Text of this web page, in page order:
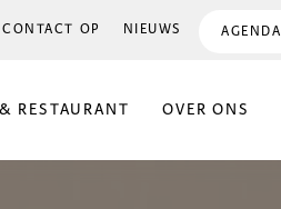
OP NIEUWS AGENDA
RESTAURANT OVER ONS